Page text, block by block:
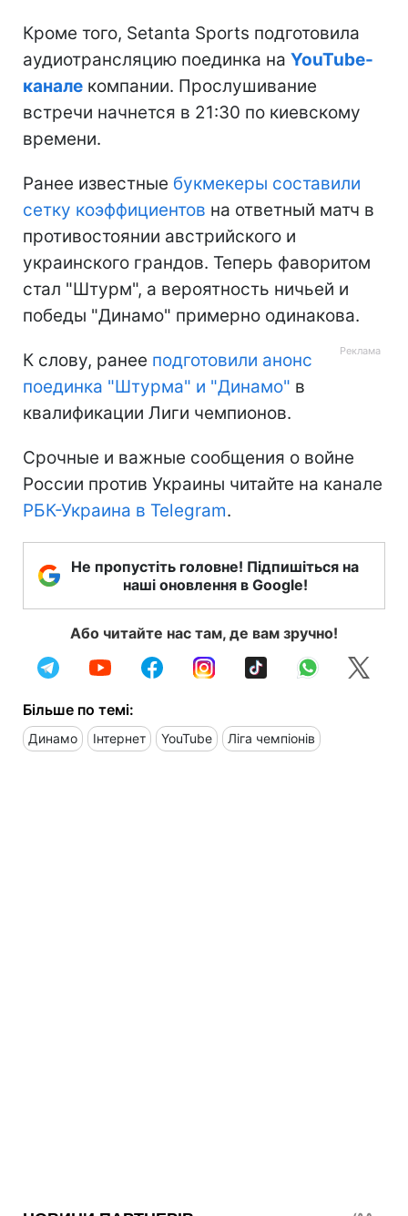
Кроме того, Setanta Sports подготовила
аудиотрансляцию поединка на YouTube-
канале компании. Прослушивание
встречи начнется в 21:30 по киевскому
времени.
Ранее известные букмекеры составили
сетку коэффициентов на ответный матч в
противостоянии австрийского и
украинского грандов. Теперь фаворитом
стал "Штурм", а вероятность ничьей и
победы "Динамо" примерно одинакова.
К слову, ранее подготовили анонс
поединка "Штурма" и "Динамо" в
квалификации Лиги чемпионов.
Срочные и важные сообщения о войне
России против Украины читайте на канале
РБК-Украина в Telegram.
Не пропустіть головне! Підпишіться на
наші оновлення в Google!
Або читайте нас там, де вам зручно!
Більше по темі:
Динамо Інтернет YouTube Ліга чемпіонів